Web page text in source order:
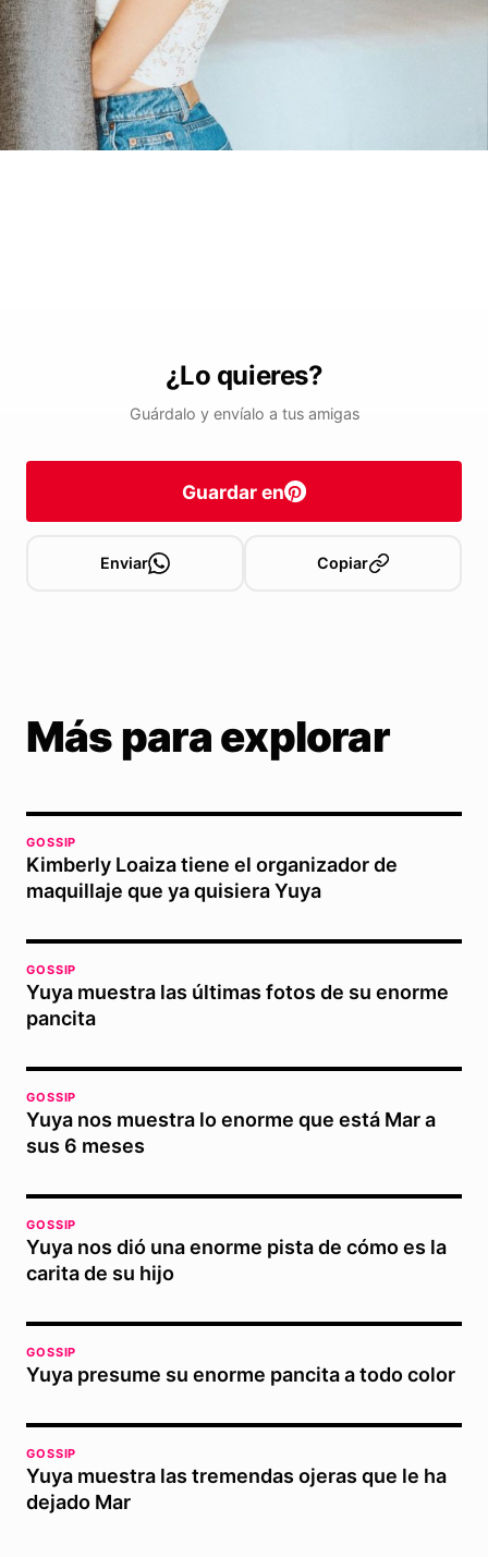
¿Lo quieres?
Guárdalo y envíalo a tus amigas
Guardar en
Enviar Copiar
Más para explorar
GOSSIP
Kimberly Loaiza tiene el organizador de
maquillaje que ya quisiera Yuya
GOSSIP
Yuya muestra las últimas fotos de su enorme
pancita
GOSSIP
Yuya nos muestra lo enorme que está Mar a
sus 6 meses
GOSSIP
Yuya nos dió una enorme pista de cómo es la
carita de su hijo
GOSSIP
Yuya presume su enorme pancita a todo color
GOSSIP
Yuya muestra las tremendas ojeras que le ha
dejado Mar